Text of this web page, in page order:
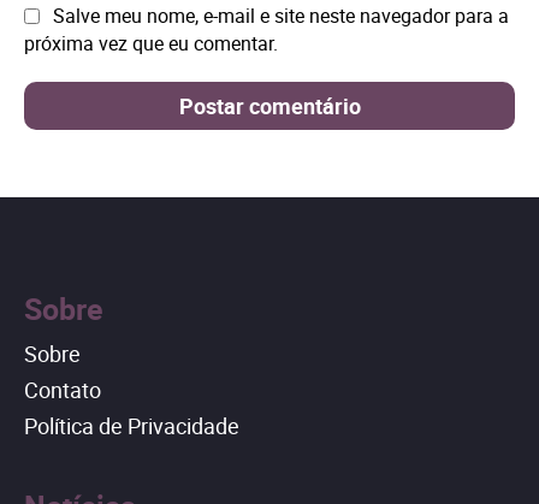
Site: Salve meu nome, e-mail e site neste navegador para a
próxima vez que eu comentar.
Sobre
Sobre
Contato
Política de Privacidade